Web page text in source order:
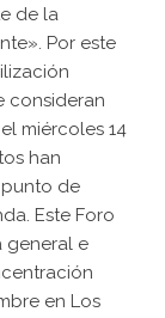
de la
Por este
consideran
miércoles 14
han
de
Este Foro
general e
en Los